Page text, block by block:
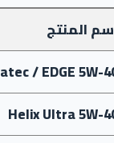
المنتج
/ EDGE 5W-
Helix Ultra 5W-